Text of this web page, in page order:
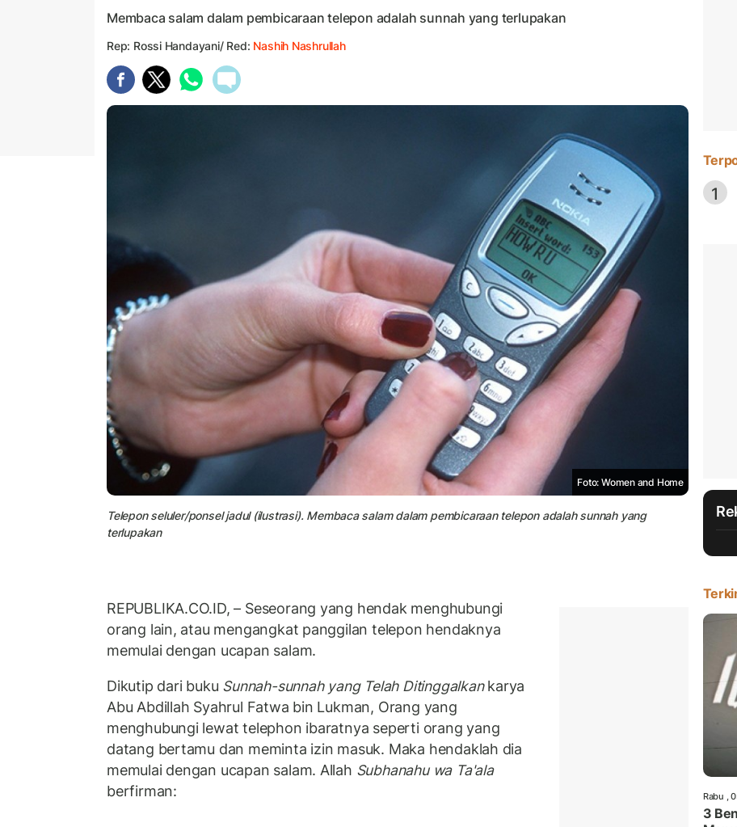
Membaca salam dalam pembicaraan telepon adalah sunnah yang terlupakan
Rep: Rossi Handayani/ Red: Nashih Nashrullah
Foto: Women and Home
Telepon seluler/ponsel jadul (ilustrasi). Membaca salam dalam pembicaraan telepon adalah sunnah yang
terlupakan
REPUBLIKA.CO.ID, – Seseorang yang hendak menghubungi
orang lain, atau mengangkat panggilan telepon hendaknya
memulai dengan ucapan salam.
Dikutip dari buku Sunnah-sunnah yang Telah Ditinggalkankarya
Abu Abdillah Syahrul Fatwa bin Lukman, Orang yang
menghubungi lewat telephon ibaratnya seperti orang yang
datang bertamu dan meminta izin masuk. Maka hendaklah dia
memulai dengan ucapan salam. Allah Subhanahu wa Ta'ala
berfirman:
1
Rabu ,
3